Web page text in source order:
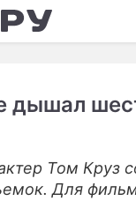
дышал
Том Круз
Для